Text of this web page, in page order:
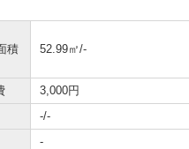
積 52.99㎡/-
3,000円
-/-
-